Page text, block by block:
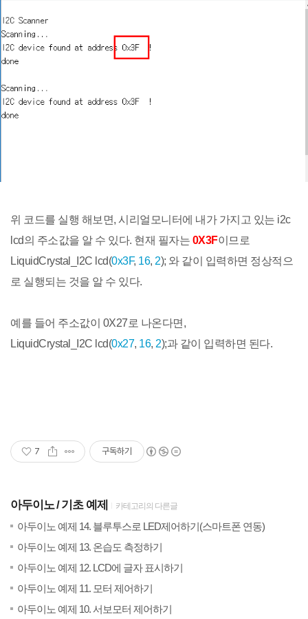
위 코드를 실행 해보면, 시리얼모니터에 내가 가지고 있는 i2c
lcd의 주소값을 알 수 있다. 현재 필자는 0X3F이므로
LiquidCrystal_I2C lcd(0x3F, 16, 2); 와 같이 입력하면 정상적으
로 실행되는 것을 알 수 있다.
예를 들어 주소값이 0X27로 나온다면,
LiquidCrystal_I2C lcd(0x27, 16, 2);과 같이 입력하면 된다.
7 구독하기
아두이노 기초 예제 카테고리의 다른글
아두이노 예제 14. 블루투스로 LED제어하기(스마트폰 연동)
아두이노 예제 13. 온습도 측정하기
아두이노 예제 12. LCD에 글자 표시하기
아두이노 예제 11. 모터 제어하기
아두이노 예제 10. 서보모터 제어하기